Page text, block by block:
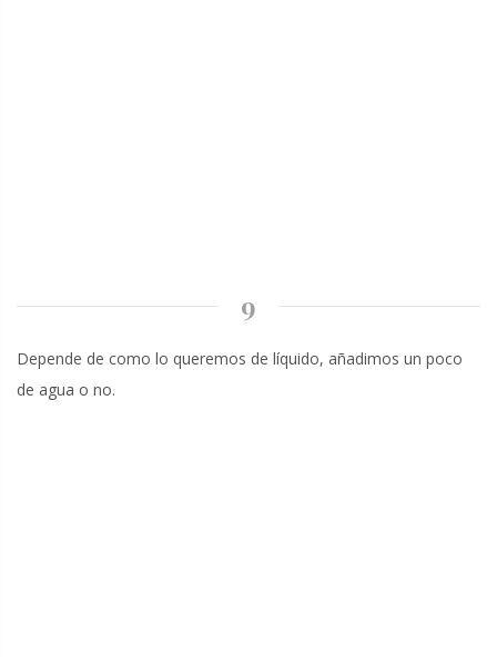
9
Depende de como lo queremos de líquido, añadimos un poco
de agua o no.